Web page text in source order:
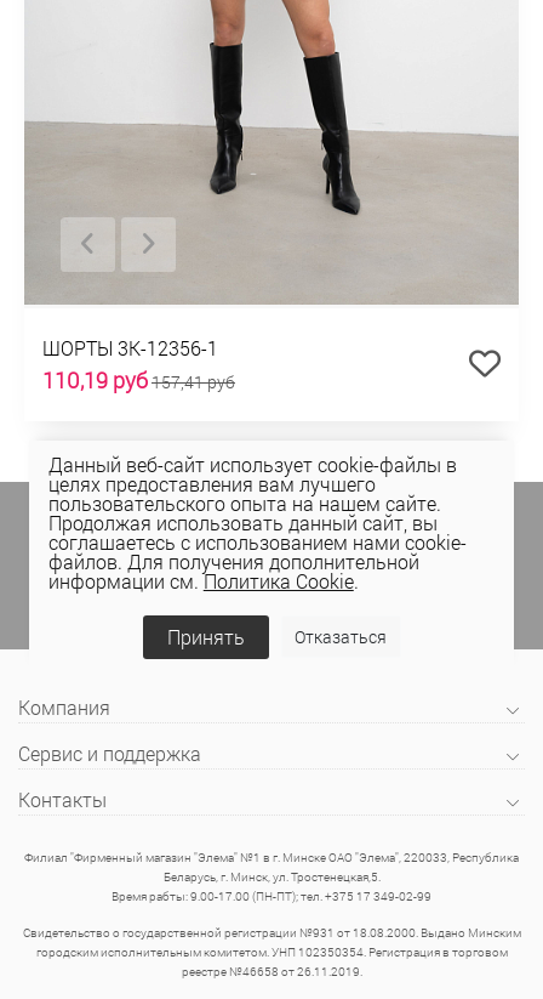
ШОРТЫ 3К-12356-1
110,19 руб157,41 руб
Подпишитесь на спецпредложенияв личном
кабинете Elema(email, viber) или
присоединяйтесь к нам в социальных сетях.
Компания
Сервис и поддержка
Контакты
Филиал "Фирменный магазин "Элема" №1 в г. Минске ОАО "Элема", 220033, Республика
Беларусь, г. Минск, ул. Тростенецкая,5.
Время рабты: 9.00-17.00 (ПН-ПТ); тел. +375 17 349-02-99
Свидетельство о государственной регистрации №931 от 18.08.2000. Выдано Минским
городским исполнительным комитетом. УНП 102350354. Регистрация в торговом
реестре №46658 от 26.11.2019.
Данный веб-сайт использует cookie-файлы в
целях предоставления вам лучшего
пользовательского опыта на нашем сайте.
Продолжая использовать данный сайт, вы
соглашаетесь с использованием нами cookie-
файлов. Для получения дополнительной
информации см.Политика Cookie.
Принять Отказаться